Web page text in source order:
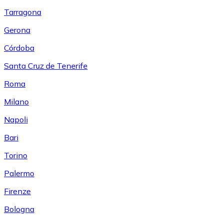
Tarragona
Gerona
Córdoba
Santa Cruz de Tenerife
Roma
Milano
Napoli
Bari
Torino
Palermo
Firenze
Bologna